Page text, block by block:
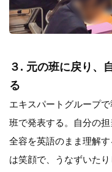
３. 元の班に戻り、
る
エキスパートグループ
班で発表する。自分の
全容を英語のまま理解
は笑顔で、うなずいた